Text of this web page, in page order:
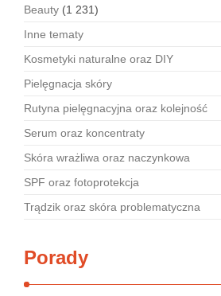
Beauty (1 231)
Inne tematy
Kosmetyki naturalne oraz DIY
Pielęgnacja skóry
Rutyna pielęgnacyjna oraz kolejność
Serum oraz koncentraty
Skóra wrażliwa oraz naczynkowa
SPF oraz fotoprotekcja
Trądzik oraz skóra problematyczna
Porady